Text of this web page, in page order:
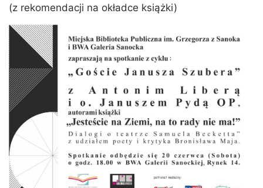
(z rekomendacji na okładce książki)